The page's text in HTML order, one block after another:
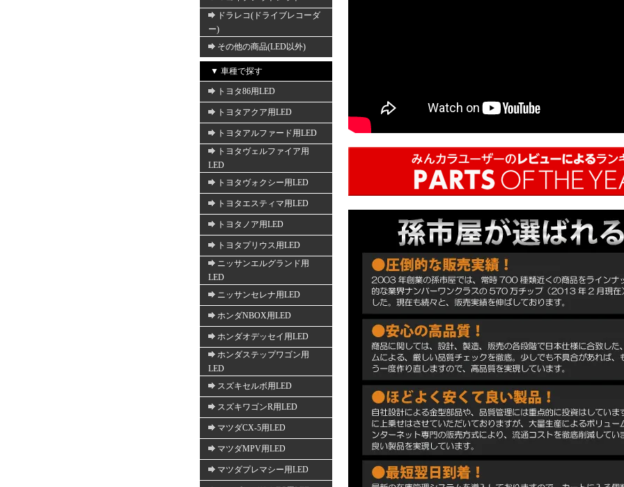
ドラレコ(ドライブレコーダ
ー)
その他の商品(LED以外)
▼ 車種で探す
トヨタ86用LED
トヨタアクア用LED
トヨタアルファード用LED
トヨタヴェルファイア用
LED
トヨタヴォクシー用LED
トヨタエスティマ用LED
トヨタノア用LED
トヨタプリウス用LED
ニッサンエルグランド用
LED
ニッサンセレナ用LED
ホンダNBOX用LED
ホンダオデッセイ用LED
ホンダステップワゴン用
LED
スズキセルボ用LED
スズキワゴンR用LED
マツダCX-5用LED
マツダMPV用LED
マツダプレマシー用LED